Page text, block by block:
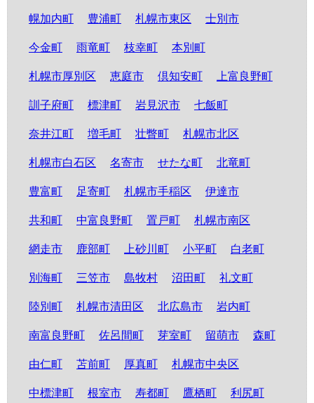
幌加内町 豊浦町 札幌市東区 士別市
今金町 雨竜町 枝幸町 本別町
札幌市厚別区 恵庭市 倶知安町 上富良野町
訓子府町 標津町 岩見沢市 七飯町
奈井江町 増毛町 壮瞥町 札幌市北区
札幌市白石区 名寄市 せたな町 北竜町
豊富町 足寄町 札幌市手稲区 伊達市
共和町 中富良野町 置戸町 札幌市南区
網走市 鹿部町 上砂川町 小平町 白老町
別海町 三笠市 島牧村 沼田町 礼文町
陸別町 札幌市清田区 北広島市 岩内町
南富良野町 佐呂間町 芽室町 留萌市 森町
由仁町 苫前町 厚真町 札幌市中央区
中標津町 根室市 寿都町 鷹栖町 利尻町